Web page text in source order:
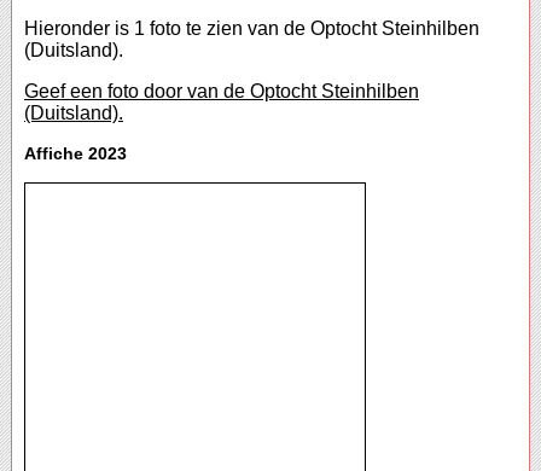
Hieronder is 1 foto te zien van de Optocht Steinhilben
(Duitsland).
Geef een foto door van de Optocht Steinhilben
(Duitsland).
Affiche 2023